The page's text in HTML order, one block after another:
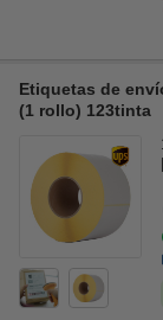
Etiquetas de
(1 rollo) 123tinta